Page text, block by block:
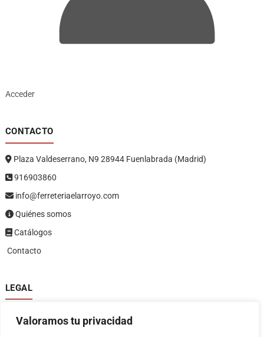
Valoramos tu privacidad
Acceder
CONTACTO
Plaza Valdeserrano, N9 28944 Fuenlabrada (Madrid)
916903860
info@ferreteriaelarroyo.com
Quiénes somos
Catálogos
Contacto
LEGAL
Política de privacidad
Política de devoluciones y reembolsos